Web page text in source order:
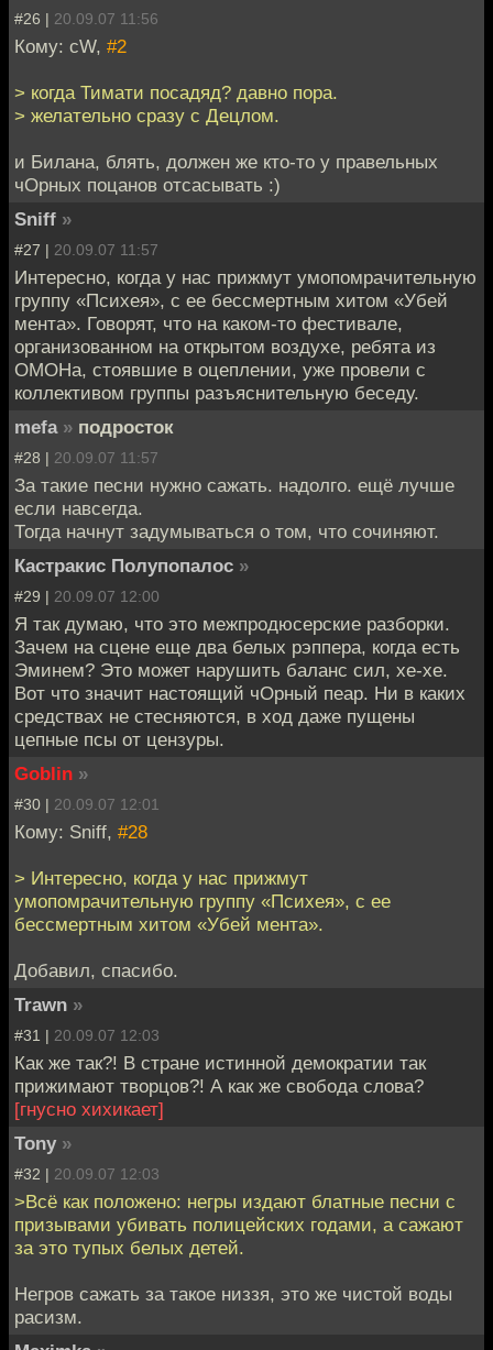
#26 | 20.09.07 11:56
Кому: cW, #2
> когда Тимати посадяд? давно пора.
> желательно сразу с Децлом.
и Билана, блять, должен же кто-то у правельных
чОрных поцанов отсасывать :)
Sniff »
#27 | 20.09.07 11:57
Интересно, когда у нас прижмут умопомрачительную
группу «Психея», с ее бессмертным хитом «Убей
мента». Говорят, что на каком-то фестивале,
организованном на открытом воздухе, ребята из
ОМОНа, стоявшие в оцеплении, уже провели с
коллективом группы разъяснительную беседу.
mefa » подросток
#28 | 20.09.07 11:57
За такие песни нужно сажать. надолго. ещё лучше
если навсегда.
Тогда начнут задумываться о том, что сочиняют.
Кастракис Полупопалос »
#29 | 20.09.07 12:00
Я так думаю, что это межпродюсерские разборки.
Зачем на сцене еще два белых рэппера, когда есть
Эминем? Это может нарушить баланс сил, хе-хе.
Вот что значит настоящий чОрный пеар. Ни в каких
средствах не стесняются, в ход даже пущены
цепные псы от цензуры.
Goblin »
#30 | 20.09.07 12:01
Кому: Sniff, #28
> Интересно, когда у нас прижмут
умопомрачительную группу «Психея», с ее
бессмертным хитом «Убей мента».
Добавил, спасибо.
Trawn »
#31 | 20.09.07 12:03
Как же так?! В стране истинной демократии так
прижимают творцов?! А как же свобода слова?
[гнусно хихикает]
Tony »
#32 | 20.09.07 12:03
>Всё как положено: негры издают блатные песни с
призывами убивать полицейских годами, а сажают
за это тупых белых детей.
Негров сажать за такое низзя, это же чистой воды
расизм.